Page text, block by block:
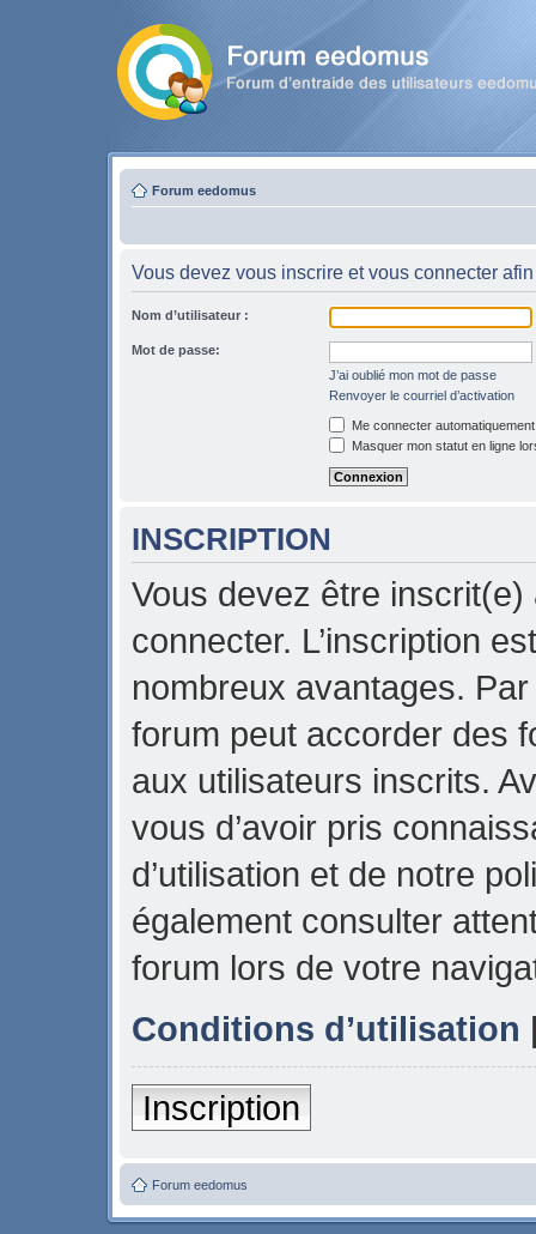
Forum eedomus
Vous devez vous inscrire et vous connecter
Nom d’utilisateur :
Mot de passe:
J’ai oublié mon mot de passe
Renvoyer le courriel d’activation
Me connecter
Masquer mon statut en ligne
INSCRIPTION
Vous devez être
connecter. L’inscription
nombreux avantages.
forum peut accorder des
aux utilisateurs inscrits.
vous d’avoir pris
d’utilisation et de notre
également consulter
forum lors de votre
Conditions d’utilisation
Inscription
Forum eedomus